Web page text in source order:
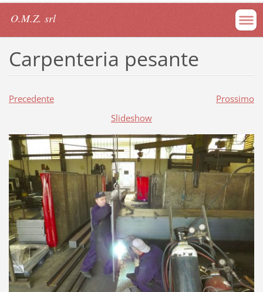
O.M.Z. srl
Carpenteria pesante
Precedente
Prossimo
Slideshow